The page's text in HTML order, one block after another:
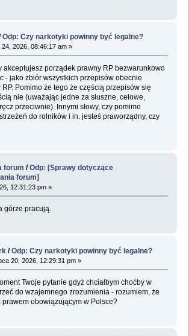
Odp: Czy narkotyki powinny być legalne?
24, 2026, 08:46:17 am »
akceptujesz porządek prawny RP bezwarunkowo
- jako zbiór wszystkich przepisów obecnie
Pomimo że tego że częścią przepisów się
nie (uważając jedne za słuszne, celowe,
przeciwnie). Innymi słowy, czy pomimo
do rolników i in. jesteś praworządny, czy
forum /Odp: [Sprawy dotyczące
forum]
12:31:23 pm »
górze pracują.
/Odp: Czy narkotyki powinny być legalne?
20, 2026, 12:29:31 pm »
Twoje pytanie gdyż chciałbym choćby w
do wzajemnego zrozumienia - rozumiem, że
prawem obowiązującym w Polsce?